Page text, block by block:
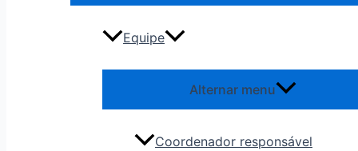
Equipe
Alternar menu
Coordenador responsável